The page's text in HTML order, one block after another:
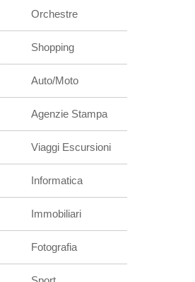
Orchestre
Shopping
Auto/Moto
Agenzie Stampa
Viaggi Escursioni
Informatica
Immobiliari
Fotografia